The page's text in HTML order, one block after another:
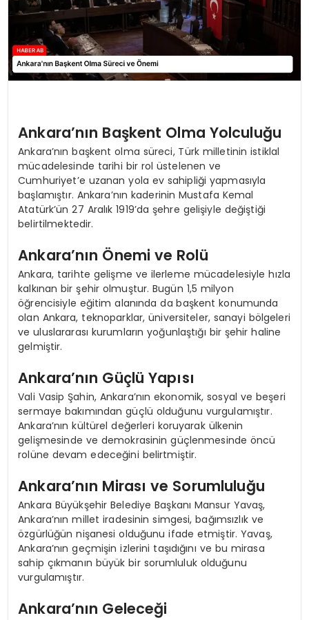
Ankara’nın Başkent Olma Yolculuğu
Ankara’nın başkent olma süreci, Türk milletinin istiklal
mücadelesinde tarihi bir rol üstelenen ve
Cumhuriyet’e uzanan yola ev sahipliği yapmasıyla
başlamıştır. Ankara’nın kaderinin Mustafa Kemal
Atatürk’ün 27 Aralık 1919’da şehre gelişiyle değiştiği
belirtilmektedir.
Ankara’nın Önemi ve Rolü
Ankara, tarihte gelişme ve ilerleme mücadelesiyle hızla
kalkınan bir şehir olmuştur. Bugün 1,5 milyon
öğrencisiyle eğitim alanında da başkent konumunda
olan Ankara, teknoparklar, üniversiteler, sanayi bölgeleri
ve uluslararası kurumların yoğunlaştığı bir şehir haline
gelmiştir.
Ankara’nın Güçlü Yapısı
Vali Vasip Şahin, Ankara’nın ekonomik, sosyal ve beşeri
sermaye bakımından güçlü olduğunu vurgulamıştır.
Ankara’nın kültürel değerleri koruyarak ülkenin
gelişmesinde ve demokrasinin güçlenmesinde öncü
rolüne devam edeceğini belirtmiştir.
Ankara’nın Mirası ve Sorumluluğu
Ankara Büyükşehir Belediye Başkanı Mansur Yavaş,
Ankara’nın millet iradesinin simgesi, bağımsızlık ve
özgürlüğün nişanesi olduğunu ifade etmiştir. Yavaş,
Ankara’nın geçmişin izlerini taşıdığını ve bu mirasa
sahip çıkmanın büyük bir sorumluluk olduğunu
vurgulamıştır.
Ankara’nın Geleceği